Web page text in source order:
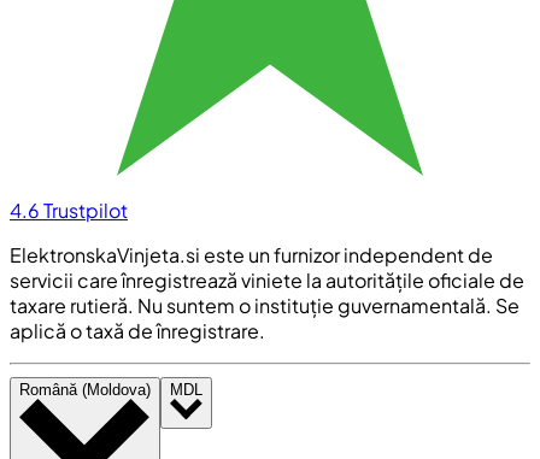
4.6Trustpilot
ElektronskaVinjeta.si este un furnizor independent de
servicii care înregistrează viniete la autoritățile oficiale de
taxare rutieră. Nu suntem o instituție guvernamentală. Se
aplică o taxă de înregistrare.
Română (Moldova) MDL